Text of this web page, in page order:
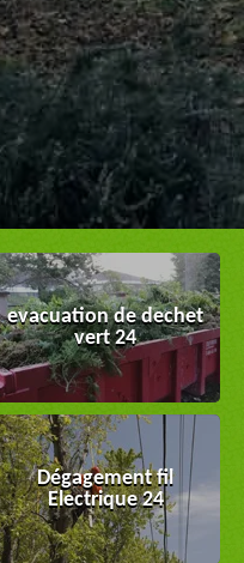
evacuation de dechet
vert 24
Dégagement fil
Electrique 24